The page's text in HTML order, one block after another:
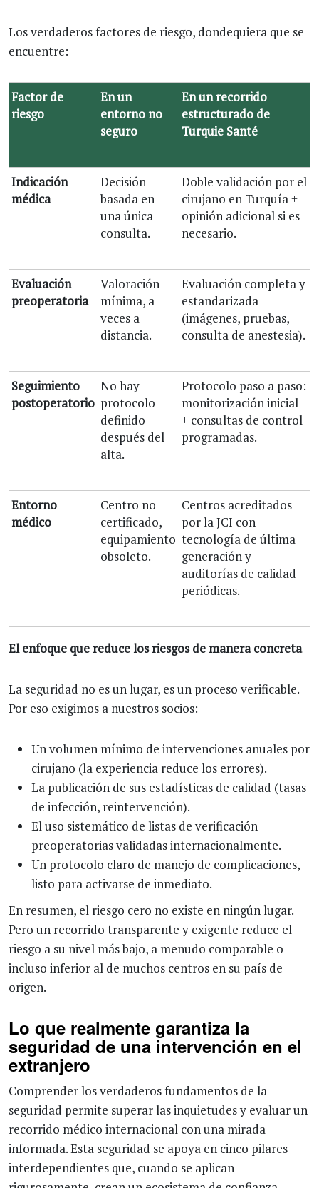
Los verdaderos factores de riesgo, dondequiera que se
encuentre:
Factor de
riesgo
En un
entorno no
seguro
En un recorrido
estructurado de
Turquie Santé
Indicación
médica
Decisión
basada en
una única
consulta.
Doble validación por el
cirujano en Turquía +
opinión adicional si es
necesario.
Evaluación
preoperatoria
Valoración
mínima, a
veces a
distancia.
Evaluación completa y
estandarizada
(imágenes, pruebas,
consulta de anestesia).
Seguimiento
postoperatorio
No hay
protocolo
definido
después del
alta.
Protocolo paso a paso:
monitorización inicial
+ consultas de control
programadas.
Entorno
médico
Centro no
certificado,
equipamiento
obsoleto.
Centros acreditados
por la JCI con
tecnología de última
generación y
auditorías de calidad
periódicas.
El enfoque que reduce los riesgos de manera concreta
La seguridad no es un lugar, es un proceso verificable.
Por eso exigimos a nuestros socios:
Un volumen mínimo de intervenciones anuales por
cirujano (la experiencia reduce los errores).
La publicación de sus estadísticas de calidad (tasas
de infección, reintervención).
El uso sistemático de listas de verificación
preoperatorias validadas internacionalmente.
Un protocolo claro de manejo de complicaciones,
listo para activarse de inmediato.
En resumen, el riesgo cero no existe en ningún lugar.
Pero un recorrido transparente y exigente reduce el
riesgo a su nivel más bajo, a menudo comparable o
incluso inferior al de muchos centros en su país de
origen.
Lo que realmente garantiza la
seguridad de una intervención en el
extranjero
Comprender los verdaderos fundamentos de la
seguridad permite superar las inquietudes y evaluar un
recorrido médico internacional con una mirada
informada. Esta seguridad se apoya en cinco pilares
interdependientes que, cuando se aplican